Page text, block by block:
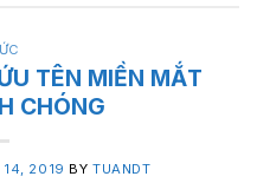
TÊN MIỀN MẮT
CHÓNG
14, 2019 BY TUANDT